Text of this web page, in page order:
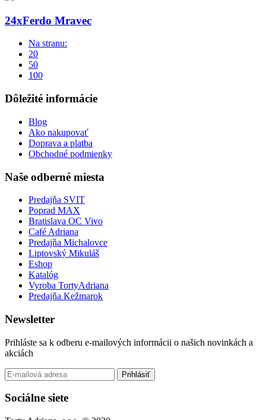
24xFerdo Mravec
Na stranu:
20
50
100
Dôležité informácie
Blog
Ako nakupovať
Doprava a platba
Obchodné podmienky
Naše odberné miesta
Predajňa SVIT
Poprad MAX
Bratislava OC Vivo
Café Adriana
Predajňa Michalovce
Liptovský Mikuláš
Eshop
Katalóg
Vyroba TortyAdriana
Predajňa Kežmarok
Newsletter
Prihláste sa k odberu e-mailových informácii o našich novinkách a
akciách
Prihlásiť
Sociálne siete